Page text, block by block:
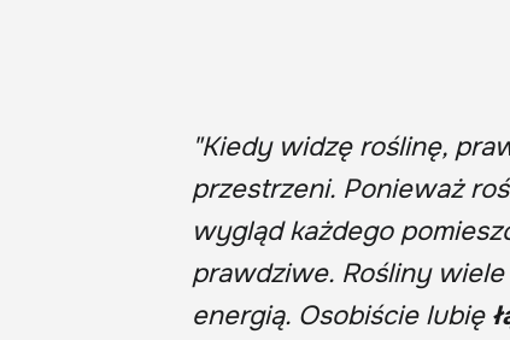
"Kiedy widzę roślinę,
przestrzeni. Ponieważ
wygląd każdego
prawdziwe. Rośliny
energią. Osobiście lubię